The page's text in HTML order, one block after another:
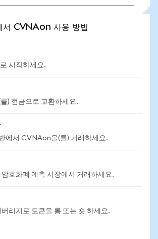
CVNAon 사용 방법
시작하세요.
) 현금으로 교환하세요.
에서 CVNAon을(를) 거래하세요.
호화폐 예측 시장에서 거래하세요.
리지로 토큰을 롱 또는 숏 하세요.